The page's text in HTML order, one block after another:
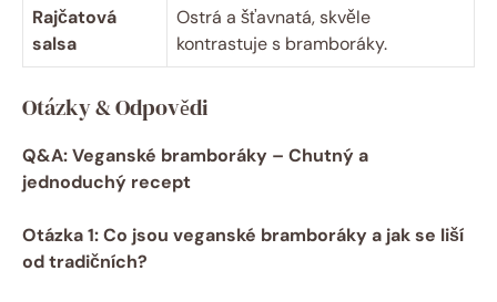
Rajčatová
salsa
Ostrá a šťavnatá, skvěle
kontrastuje s bramboráky.
Otázky & Odpovědi
Q&A: Veganské bramboráky – Chutný a
jednoduchý recept
Otázka 1: Co jsou veganské bramboráky a jak se liší
od tradičních?